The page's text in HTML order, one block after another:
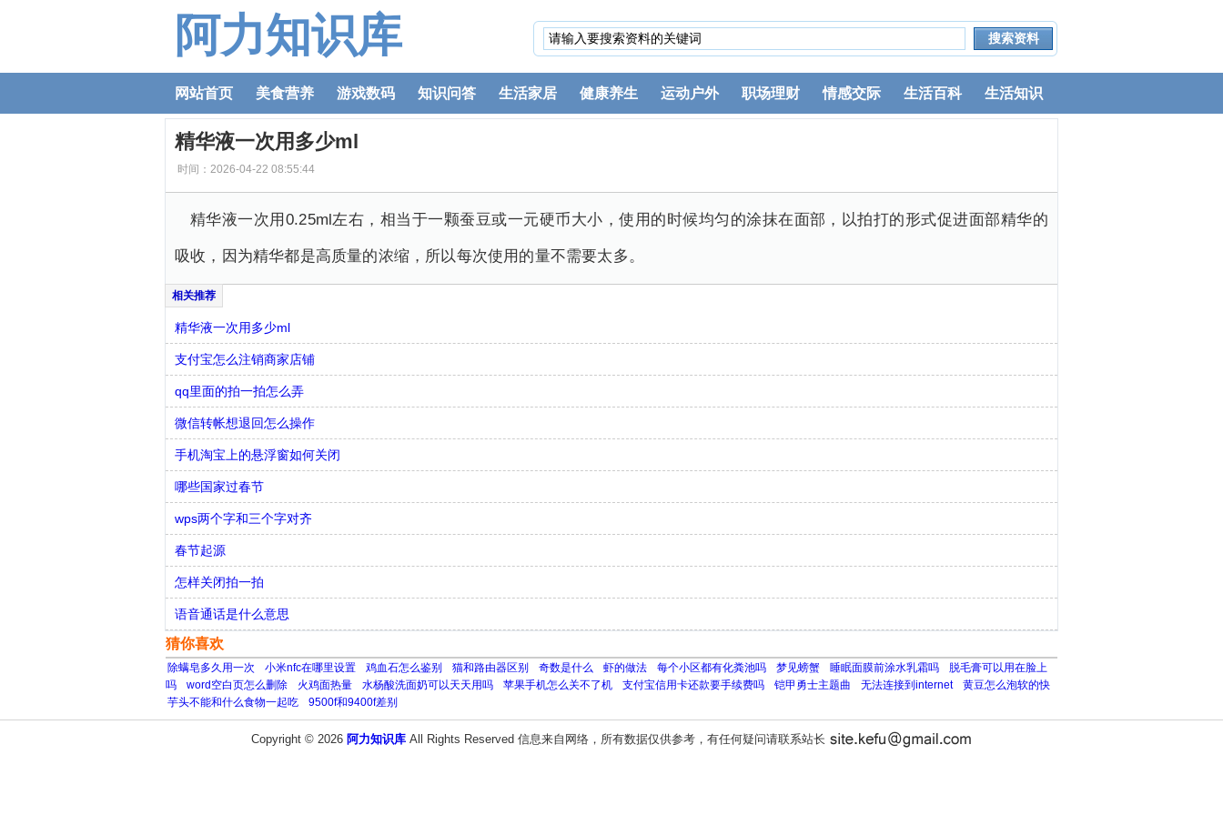
阿力知识库
网站首页 美食营养 游戏数码 知识问答 生活家居 健康养生 运动户外 职场理财 情感交际 生活百科 生活知识
精华液一次用多少ml
时间：2026-04-22 08:55:44
精华液一次用0.25ml左右，相当于一颗蚕豆或一元硬币大小，使用的时候均匀的涂抹在面部，以拍打的形式促进面部精华的
吸收，因为精华都是高质量的浓缩，所以每次使用的量不需要太多。
精华液一次用多少ml
支付宝怎么注销商家店铺
qq里面的拍一拍怎么弄
微信转帐想退回怎么操作
手机淘宝上的悬浮窗如何关闭
哪些国家过春节
wps两个字和三个字对齐
春节起源
怎样关闭拍一拍
语音通话是什么意思
猜你喜欢
除螨皂多久用一次 小米nfc在哪里设置 鸡血石怎么鉴别 猫和路由器区别 奇数是什么 虾的做法 每个小区都有化粪池吗 梦见螃蟹 睡眠面膜前涂水乳霜吗
脱毛膏可以用在脸上
吗
word空白页怎么删除 火鸡面热量 水杨酸洗面奶可以天天用吗 苹果手机怎么关不了机 支付宝信用卡还款要手续费吗 铠甲勇士主题曲 无法连接到internet
黄豆怎么泡软的快
芋头不能和什么食物一起吃
9500f和9400f差别
Copyright © 2026 阿力知识库All Rights Reserved 信息来自网络，所有数据仅供参考，有任何疑问请联系站长